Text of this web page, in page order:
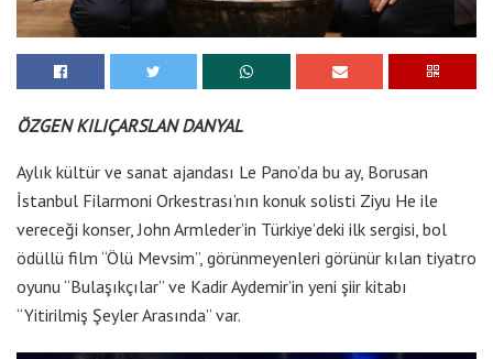
ÖZGEN KILIÇARSLAN DANYAL
Aylık kültür ve sanat ajandası Le Pano’da bu ay, Borusan
İstanbul Filarmoni Orkestrası’nın konuk solisti Ziyu He ile
vereceği konser, John Armleder’in Türkiye’deki ilk sergisi, bol
ödüllü film “Ölü Mevsim”, görünmeyenleri görünür kılan tiyatro
oyunu “Bulaşıkçılar” ve Kadir Aydemir’in yeni şiir kitabı
“Yitirilmiş Şeyler Arasında” var.